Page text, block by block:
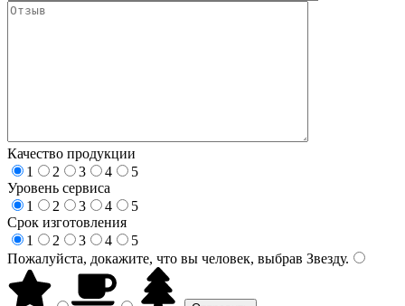
Качество продукции
1
2 3 4
5
Уровень сервиса
1
2 3 4
5
Срок изготовления
1
2 3 4
5
Пожалуйста, докажите, что вы человек, выбрав Звезду.